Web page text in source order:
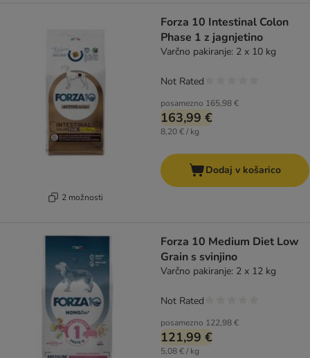
2 možnosti
Forza 10 Intestinal Colon
Phase 1 z jagnjetino
Varčno pakiranje: 2 x 10 kg
posamezno 165,98 €
163,99 €
8,20 € / kg
Not Rated
Dodaj v košarico
Forza 10 Medium Diet Low
Grain s svinjino
Varčno pakiranje: 2 x 12 kg
posamezno 122,98 €
121,99 €
5,08 € / kg
Not Rated